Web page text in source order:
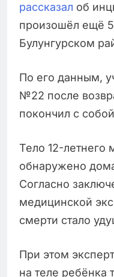
рассказал об
произошёл ещё
Булунгурском
По его данным,
№22 после
покончил с
Тело 12-летнего
обнаружено
Согласно
медицинской
смерти стало
При этом
на теле ребёнка